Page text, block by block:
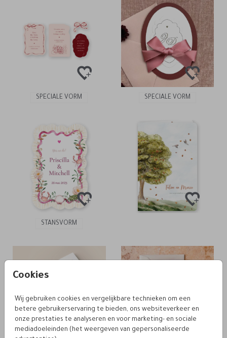
Cookies
Wij gebruiken cookies en vergelijkbare technieken om een
betere gebruikerservaring te bieden, ons websiteverkeer en
onze prestaties te analyseren en voor marketing- en sociale
mediadoeleinden (het weergeven van gepersonaliseerde
SPECIALE VORM SPECIALE VORM
STANSVORM